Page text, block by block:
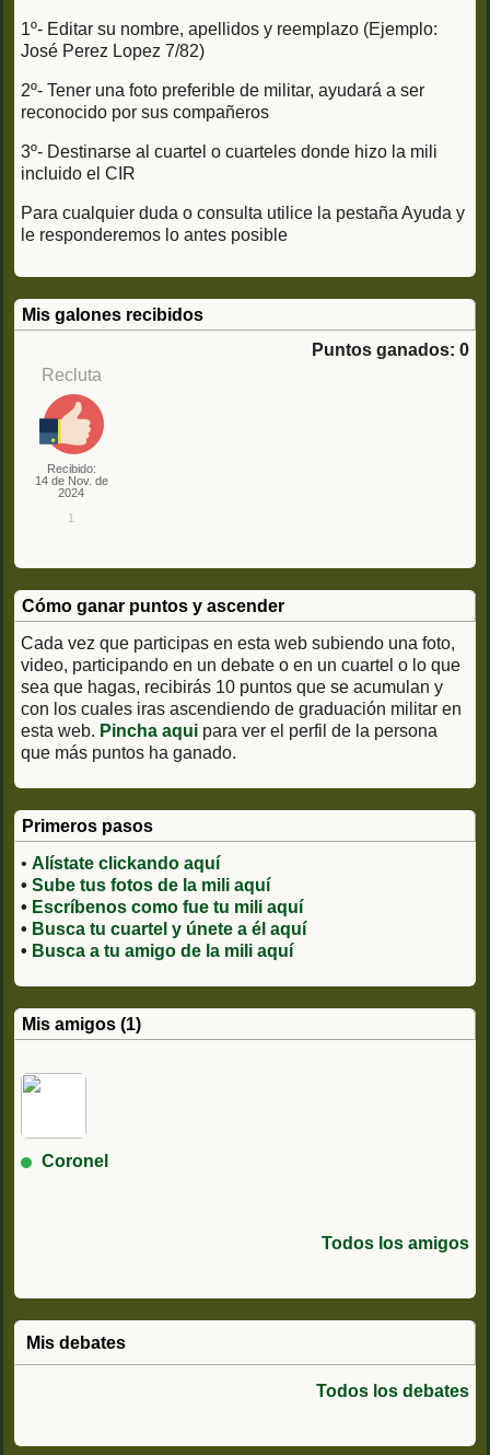
1º- Editar su nombre, apellidos y reemplazo (Ejemplo:
José Perez Lopez 7/82)
2º- Tener una foto preferible de militar, ayudará a ser
reconocido por sus compañeros
3º- Destinarse al cuartel o cuarteles donde hizo la mili
incluido el CIR
Para cualquier duda o consulta utilice la pestaña Ayuda y
le responderemos lo antes posible
Mis galones recibidos
Puntos ganados: 0
Recluta
Recibido:
14 de Nov. de
2024
1
Cómo ganar puntos y ascender
Cada vez que participas en esta web subiendo una foto,
video, participando en un debate o en un cuartel o lo que
sea que hagas, recibirás 10 puntos que se acumulan y
con los cuales iras ascendiendo de graduación militar en
esta web. Pincha aqui para ver el perfil de la persona
que más puntos ha ganado.
Primeros pasos
• Alístate clickando aquí
• Sube tus fotos de la mili aquí
• Escríbenos como fue tu mili aquí
• Busca tu cuartel y únete a él aquí
• Busca a tu amigo de la mili aquí
Mis amigos (1)
Coronel
Todos los amigos
Mis debates
Todos los debates